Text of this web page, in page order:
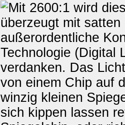
Mit 2600:1 wird
überzeugt mit
außerordentliche
Technologie (Digital
verdanken. Das
von einem Chip auf
winzig kleinen
sich kippen lassen